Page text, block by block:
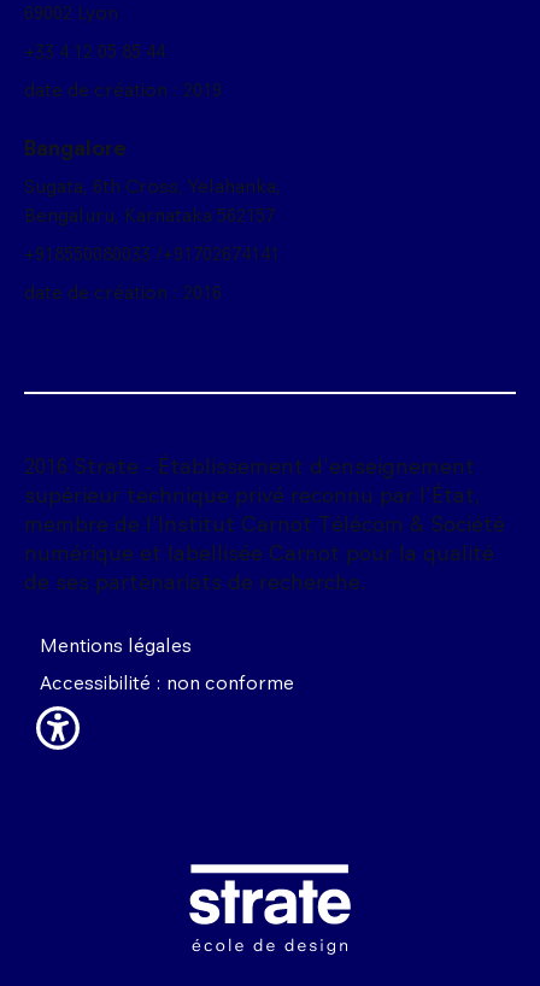
Image
2016 Strate - Établissement d'enseignement
supérieur technique privé reconnu par l'État,
membre de l'Institut Carnot Télécom & Société
numérique et labellisée Carnot pour la qualité
de ses partenariats de recherche.
Mentions légales
Accessibilité : non conforme
69002 Lyon
+33 4 12 05 85 44
date de création : 2019
Bangalore
Sugata, 6th Cross, Yelahanka,
Bengaluru, Karnataka 562157
+918550080033 /+91702674141
date de création : 2016